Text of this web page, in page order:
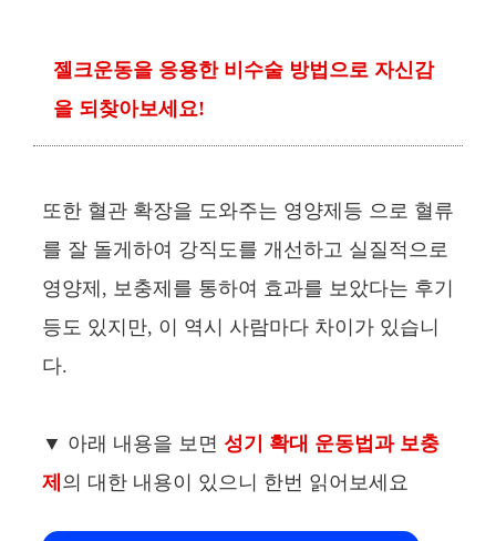
젤크운동을 응용한 비수술 방법으로 자신감
을 되찾아보세요!
또한 혈관 확장을 도와주는 영양제등 으로 혈류
를 잘 돌게하여 강직도를 개선하고 실질적으로
영양제, 보충제를 통하여 효과를 보았다는 후기
등도 있지만, 이 역시 사람마다 차이가 있습니
다.
▼ 아래 내용을 보면 성기 확대 운동법과 보충
제 의 대한 내용이 있으니 한번 읽어보세요